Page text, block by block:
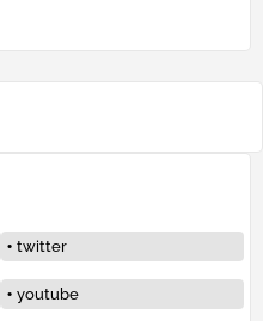
twitter
youtube